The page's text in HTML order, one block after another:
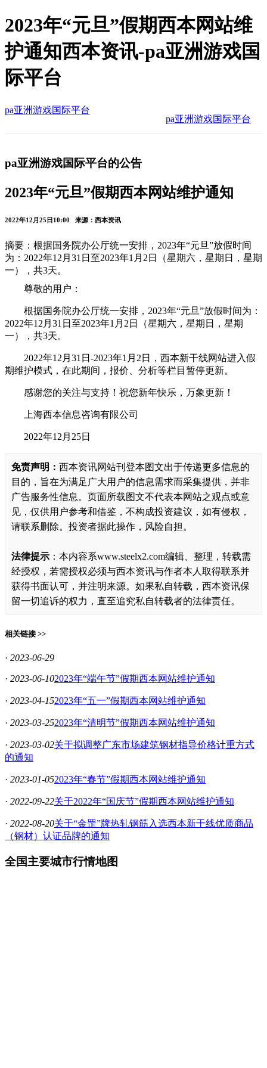
2023年“元旦”假期西本网站维
护通知西本资讯-pa亚洲游戏国
际平台
pa亚洲游戏国际平台
pa亚洲游戏国际平台
pa亚洲游戏国际平台的公告
2023年“元旦”假期西本网站维护通知
2022年12月25日10:00 来源：西本资讯
摘要：根据国务院办公厅统一安排，2023年“元旦”放假时间
为：2022年12月31日至2023年1月2日（星期六，星期日，星期
一），共3天。
尊敬的用户：
根据国务院办公厅统一安排，2023年“元旦”放假时间为：
2022年12月31日至2023年1月2日（星期六，星期日，星期
一），共3天。
2022年12月31日-2023年1月2日，西本新干线网站进入假
期维护模式，在此期间，报价、分析等栏目暂停更新。
感谢您的关注与支持！祝您新年快乐，万象更新！
上海西本信息咨询有限公司
2022年12月25日
免责声明： 西本资讯网站刊登本图文出于传递更多信息的
目的，旨在为满足广大用户的信息需求而采集提供，并非
广告服务性信息。页面所载图文不代表本网站之观点或意
见，仅供用户参考和借鉴，不构成投资建议，如有侵权，
请联系删除。投资者据此操作，风险自担。
法律提示 ：本内容系www.steelx2.com编辑、整理，转载需
经授权，若需授权必须与西本资讯与作者本人取得联系并
获得书面认可，并注明来源。如果私自转载，西本资讯保
留一切追诉的权力，直至追究私自转载者的法律责任。
相关链接 >>
· 2023-06-29
· 2023-06-102023年“端午节”假期西本网站维护通知
· 2023-04-152023年“五一”假期西本网站维护通知
· 2023-03-252023年“清明节”假期西本网站维护通知
· 2023-03-02关于拟调整广东市场建筑钢材指导价格计重方式
的通知
· 2023-01-052023年“春节”假期西本网站维护通知
· 2022-09-22关于2022年“国庆节”假期西本网站维护通知
· 2022-08-20关于“金罡”牌热轧钢筋入选西本新干线优质商品
（钢材）认证品牌的通知
全国主要城市行情地图